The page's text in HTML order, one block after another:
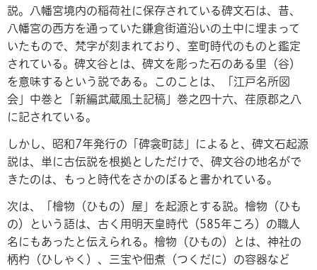
説。八幡宮境内の稲荷社に保存されている碑文石は、昔、
八幡宮の西方を通っていた鎌倉街道沿いの土中に埋まって
いたもので、梵字が刻まれており、室町時代のものと鑑定
されている。碑文谷とは、碑文を彫った石のある里（谷）
を意味するという説である。このことは、「江戸名所図
会」中巻と「新編武蔵風土記稿」巻之四十六、荏原郡之八
に記されている。
しかし、昭和7年発行の「碑衾町誌」によると、碑文石起源
説は、単に古伝説を根拠としただけで、碑文谷の地名がで
きたのは、もっと時代をさかのぼると書かれている。
次は、「檜物（ひもの）屋」を起源とする説。檜物（ひも
の）という語は、古く用明天皇時代（585年ころ）の職人
名にもあったと伝えられる。檜物（ひもの）とは、神社の
柄杓（ひしゃく）、三宝や佃煮（つくだに）の容器など